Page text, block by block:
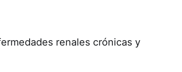
renales crónicas y